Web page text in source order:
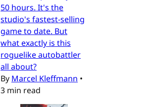
50 hours. It's the
studio's fastest-selling
game to date. But
what exactly is this
roguelike autobattler
all about?
By Marcel Kleffmann •
3 min read